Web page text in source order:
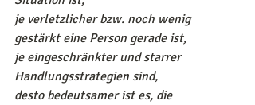
je verletzlicher bzw. noch wenig
gestärkt eine Person gerade ist,
je eingeschränkter und starrer
Handlungsstrategien sind,
desto bedeutsamer ist es, die